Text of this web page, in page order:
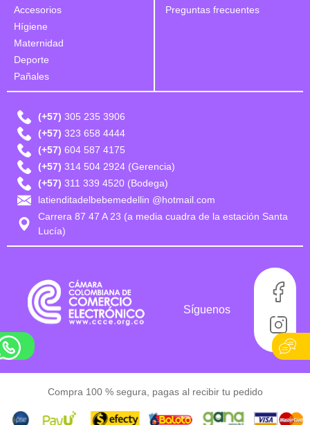
Accesorios
Hígiene
Maternidad
Deporte
Pañales
Preguntas frecuentes
(+57) 305 235 3906
(+57) 323 658 4444
(+57) 604 587 4175
(+57) 314 504 2924 (Gerencia)
(+57) 311 339 4520 (Bodega)
latienditadelbebemedellin @hotmail.com
Carrera 87 47 A 23 (a media cuadra de la estación Santa
Lucía)
Síguenos
Compra 100 % segura, pagas al recibir tu pedido